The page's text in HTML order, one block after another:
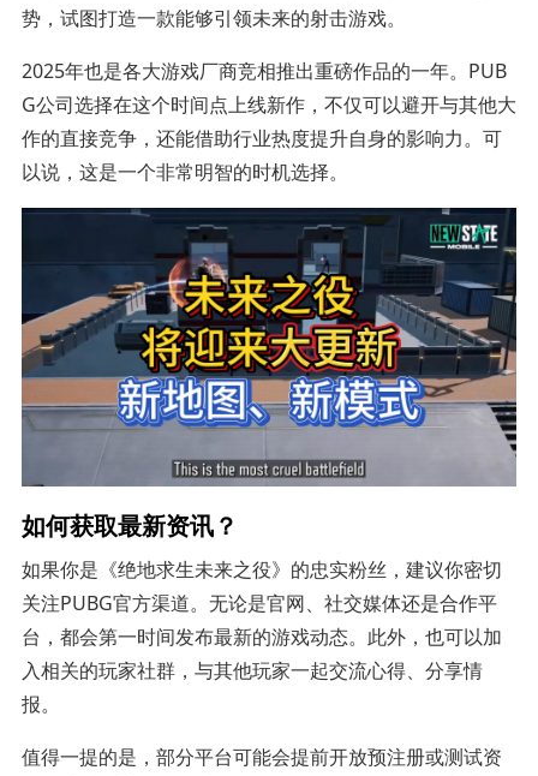
势，试图打造一款能够引领未来的射击游戏。
2025年也是各大游戏厂商竞相推出重磅作品的一年。PUB
G公司选择在这个时间点上线新作，不仅可以避开与其他大
作的直接竞争，还能借助行业热度提升自身的影响力。可
以说，这是一个非常明智的时机选择。
如何获取最新资讯？
如果你是《绝地求生未来之役》的忠实粉丝，建议你密切
关注PUBG官方渠道。无论是官网、社交媒体还是合作平
台，都会第一时间发布最新的游戏动态。此外，也可以加
入相关的玩家社群，与其他玩家一起交流心得、分享情
报。
值得一提的是，部分平台可能会提前开放预注册或测试资